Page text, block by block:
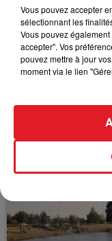
VOLONTAIRE
Selon les
Vous pouvez accepter
sélectionnant les
Vous pouvez
accepter". Vos
pouvez mettre à jour
moment via le lien